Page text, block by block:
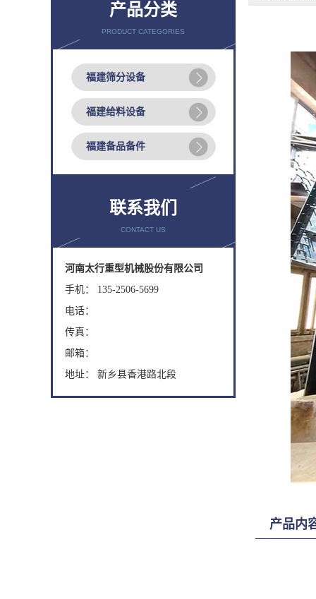
产品分类
PRODUCT CATEGORIES
福建筛分设备
福建给料设备
福建备品备件
联系我们
CONTACT US
河南太行重型机械股份有限公司
手机： 135-2506-5699
电话：
传真：
邮箱：
地址： 新乡县香港路北段
产品内